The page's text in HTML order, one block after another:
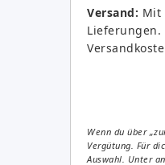
Versand: Mit
Wenn du über
Vergütung. Für
Auswahl. Unter